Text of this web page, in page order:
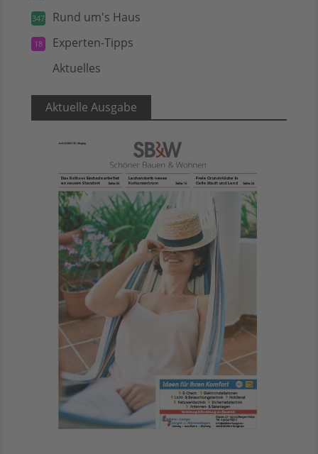
347 Rund um's Haus
18 Experten-Tipps
Aktuelles
Aktuelle Ausgabe